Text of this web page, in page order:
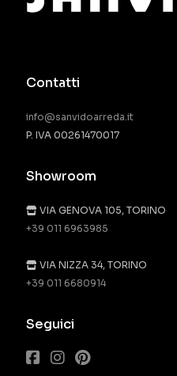
Contatti
info@sanvidoarreda.it
P. IVA 00261470017
Showroom
VIA GENOVA 105, TORINO
+39 011 6963985
VIA NIZZA 34, TORINO
+39 011 6680914
Seguici